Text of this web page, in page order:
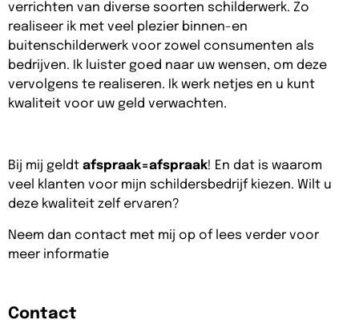
verrichten van diverse soorten schilderwerk. Zo
realiseer ik met veel plezier binnen-en
buitenschilderwerk voor zowel consumenten als
bedrijven. Ik luister goed naar uw wensen, om deze
vervolgens te realiseren. Ik werk netjes en u kunt
kwaliteit voor uw geld verwachten.
Bij mij geldt afspraak=afspraak! En dat is waarom
veel klanten voor mijn schildersbedrijf kiezen. Wilt u
deze kwaliteit zelf ervaren?
Neem dan contact met mij op of lees verder voor
meer informatie
Contact